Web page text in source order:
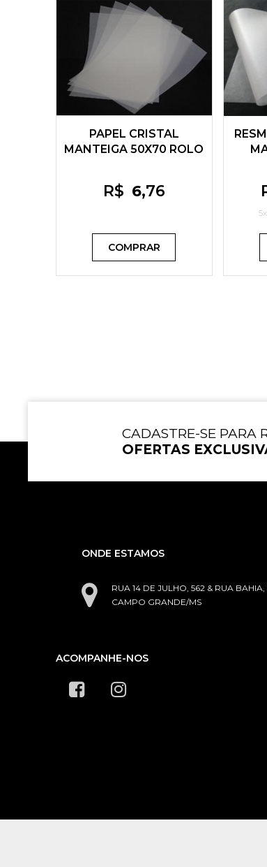
PAPEL CRISTAL
MANTEIGA 50X70 ROLO
R$ 6,76
COMPRAR
CADASTRE-SE PARA
OFERTAS
ONDE ESTAMOS
RUA 14 DE JULHO, 562 & RUA BAHIA,
CAMPO GRANDE/MS
ACOMPANHE-NOS